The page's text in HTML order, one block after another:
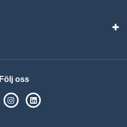
Följ oss
SPSM på Facebook
SPSM på Instagram